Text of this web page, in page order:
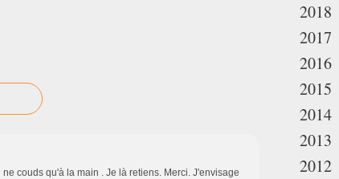
couds qu'à la main . Je là retiens. Merci. J'envisage
2018
2017
2016
2015
2014
2013
2012